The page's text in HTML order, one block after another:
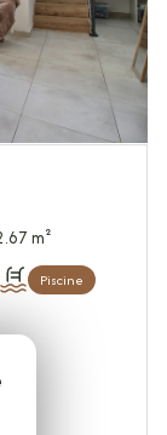
Maison 5 pièce(s) 4 chambre(s) 162.67 m²
Piscine